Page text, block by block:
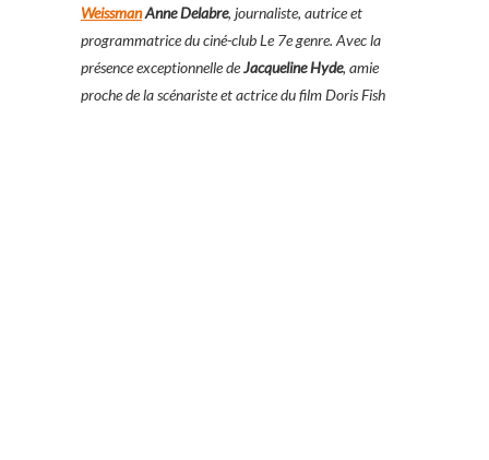
WeissmanAnne Delabre, journaliste, autrice et
programmatrice du ciné-club Le 7e genre. Avec la
présence exceptionnelle deJacqueline Hyde, amie
proche de la scénariste et actrice du film Doris Fish